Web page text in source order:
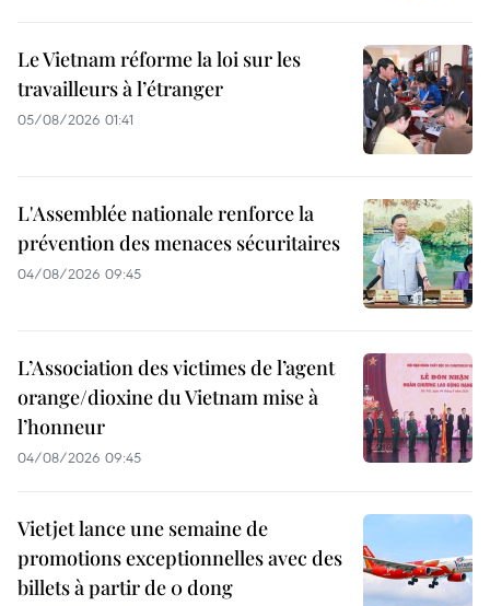
Le Vietnam réforme la loi sur les
travailleurs à l’étranger
05/08/2026 01:41
L'Assemblée nationale renforce la
prévention des menaces sécuritaires
04/08/2026 09:45
L’Association des victimes de l’agent
orange/dioxine du Vietnam mise à
l’honneur
04/08/2026 09:45
Vietjet lance une semaine de
promotions exceptionnelles avec des
billets à partir de 0 dong